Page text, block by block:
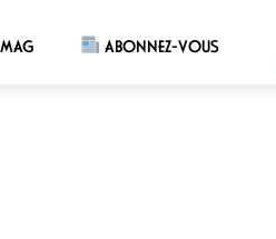
ABONNEZ-VOUS